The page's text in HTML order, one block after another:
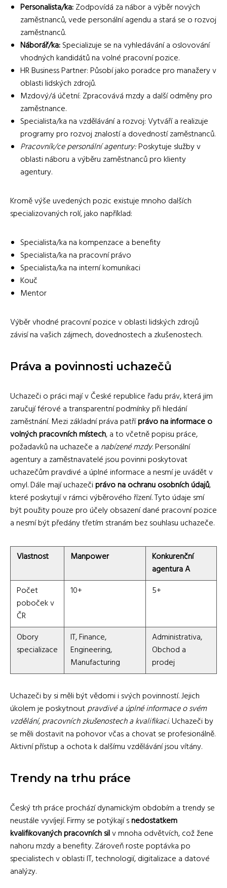
Personalista/ka:Zodpovídá za nábor a výběr nových
zaměstnanců, vede personální agendu a stará se o rozvoj
zaměstnanců.
Náborář/ka:Specializuje se na vyhledávání a oslovování
vhodných kandidátů na volné pracovní pozice.
HR Business Partner: Působí jako poradce pro manažery v
oblasti lidských zdrojů.
Mzdový/á účetní: Zpracovává mzdy a další odměny pro
zaměstnance.
Specialista/ka na vzdělávání a rozvoj: Vytváří a realizuje
programy pro rozvoj znalostí a dovedností zaměstnanců.
Pracovník/ce personální agentury:Poskytuje služby v
oblasti náboru a výběru zaměstnanců pro klienty
agentury.
Kromě výše uvedených pozic existuje mnoho dalších
specializovaných rolí, jako například:
Specialista/ka na kompenzace a benefity
Specialista/ka na pracovní právo
Specialista/ka na interní komunikaci
Kouč
Mentor
Výběr vhodné pracovní pozice v oblasti lidských zdrojů
závisí na vašich zájmech, dovednostech a zkušenostech.
Práva a povinnosti uchazečů
Uchazeči o práci mají v České republice řadu práv, která jim
zaručují férové a transparentní podmínky při hledání
zaměstnání. Mezi základní práva patříprávo na informace o
volných pracovních místech, a to včetně popisu práce,
požadavků na uchazeče a nabízené mzdy. Personální
agentury a zaměstnavatelé jsou povinni poskytovat
uchazečům pravdivé a úplné informace a nesmí je uvádět v
omyl. Dále mají uchazečiprávo na ochranu osobních údajů,
které poskytují v rámci výběrového řízení. Tyto údaje smí
být použity pouze pro účely obsazení dané pracovní pozice
a nesmí být předány třetím stranám bez souhlasu uchazeče.
Vlastnost Manpower
Konkurenční
agentura A
Počet
poboček v
ČR
10+ 5+
Obory
specializace
IT, Finance,
Engineering,
Manufacturing
Administrativa,
Obchod a
prodej
Uchazeči by si měli být vědomi i svých povinností. Jejich
úkolem je poskytnoutpravdivé a úplné informace o svém
vzdělání, pracovních zkušenostech a kvalifikaci. Uchazeči by
se měli dostavit na pohovor včas a chovat se profesionálně.
Aktivní přístup a ochota k dalšímu vzdělávání jsou vítány.
Trendy na trhu práce
Český trh práce prochází dynamickým obdobím a trendy se
neustále vyvíjejí. Firmy se potýkají snedostatkem
kvalifikovaných pracovních silv mnoha odvětvích, což žene
nahoru mzdy a benefity. Zároveň roste poptávka po
specialistech v oblasti IT, technologií, digitalizace a datové
analýzy.